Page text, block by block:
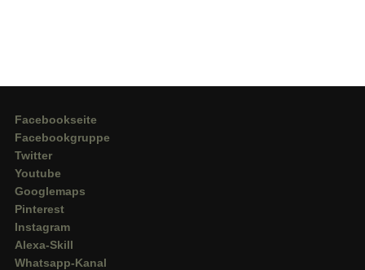
Facebookseite
Facebookgruppe
Twitter
Youtube
Googlemaps
Pinterest
Instagram
Alexa-Skill
Whatsapp-Kanal